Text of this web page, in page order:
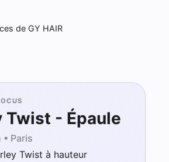
de GY HAIR
Twist - Épaule
• Paris
Twist à hauteur